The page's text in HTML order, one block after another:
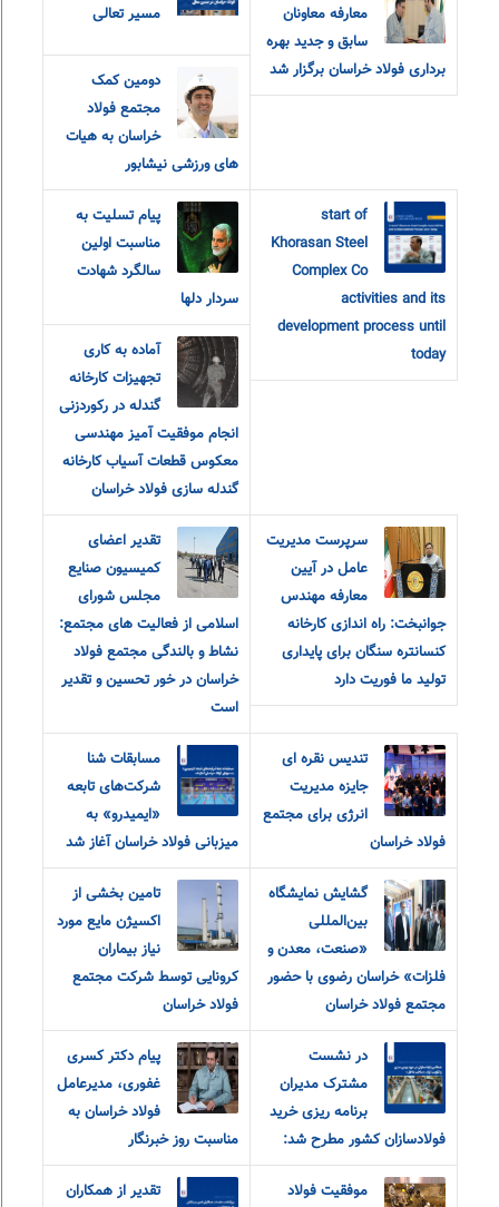
معارفه‌ معاونان
سابق و جدید بهره
برداری فولاد خراسان برگزار شد
مسیر تعالی
دومین کمک
مجتمع فولاد
خراسان به هیات
های ورزشی نیشابور
start of
Khorasan Steel
Complex Co
activities and its
development process until
today
پیام تسلیت به
مناسبت اولین
سالگرد شهادت
سردار دلها
آماده به کاری
تجهیزات کارخانه
گندله در رکوردزنی
انجام موفقیت آمیز مهندسی
معکوس قطعات آسیاب کارخانه
گندله سازی فولاد خراسان
سرپرست مدیریت
عامل در آیین
معارفه مهندس
جوانبخت: راه اندازی کارخانه
کنسانتره سنگان برای پایداری
تولید ما فوریت دارد
تقدیر اعضای
کمیسیون صنایع
مجلس شورای
اسلامی از فعالیت های مجتمع:
نشاط و بالندگی مجتمع فولاد
خراسان در خور تحسین و تقدیر
است
تندیس نقره ای
جایزه مدیریت
انرژی برای مجتمع
فولاد خراسان
مسابقات شنا
شرکت‌های تابعه
«ایمیدرو» به
میزبانی فولاد خراسان آغاز شد
گشایش نمایشگاه
بین‌المللی
«صنعت، معدن و
فلزات» خراسان رضوی با حضور
مجتمع فولاد خراسان
تامین بخشی از
اکسیژن مایع مورد
نیاز بیماران
کرونایی توسط شرکت مجتمع
فولاد خراسان
در نشست
مشترک مدیران
برنامه ریزی خرید
فولادسازان کشور مطرح شد:
پیام دکتر کسری
غفوری، مدیرعامل
فولاد خراسان به
مناسبت روز خبرنگار
موفقیت فولاد
تقدیر از همکاران